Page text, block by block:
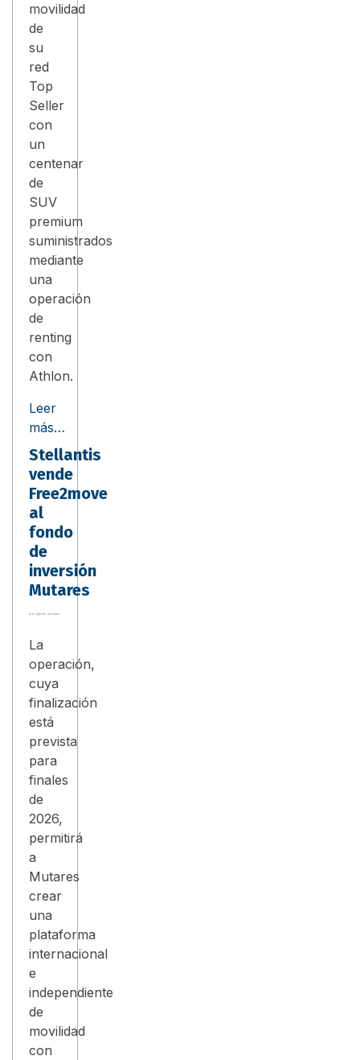
movilidad
de
su
red
Top
Seller
con
un
centenar
de
SUV
premium
suministrados
mediante
una
operación
de
renting
con
Athlon.
Leer
más…
Stellantis
vende
Free2move
al
fondo
de
inversión
Mutares
La
operación,
cuya
finalización
está
prevista
para
finales
de
2026,
permitirá
a
Mutares
crear
una
plataforma
internacional
e
independiente
de
movilidad
con